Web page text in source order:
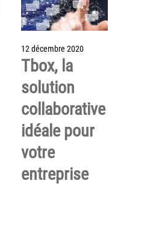
12 décembre 2020
Tbox, la
solution
collaborative
idéale pour
votre
entreprise